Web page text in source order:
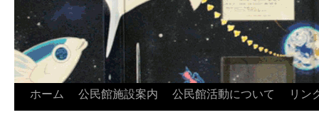
ホーム 公民館施設案内 公民館活動について リン